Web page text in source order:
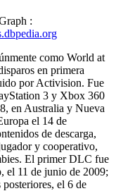
:
como World at
en primera
por Activision. Fue
3 y Xbox 360
en Australia y Nueva
el 14 de
de descarga,
y cooperativo,
El primer DLC fue
el 11 de junio de 2009;​​​
posteriores, el 6 de